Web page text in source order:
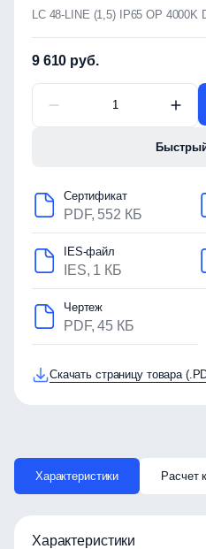
LC 48-LINE (1,5) IP65 OP 4000K
9 610 руб.
Сертификат
PDF, 552 КБ
IES-файл
IES, 1 КБ
Чертеж
PDF, 45 КБ
Скачать страницу товара
Характеристики Расчет
Характеристики